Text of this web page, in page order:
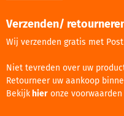
Verzenden/
Wij verzenden gratis met
Niet tevreden over uw
Retourneer uw aankoop
Bekijk hier onze voorwaarden